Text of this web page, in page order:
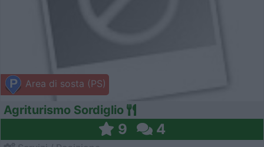
Area di sosta (PS)
Agriturismo Sordiglio
9 4